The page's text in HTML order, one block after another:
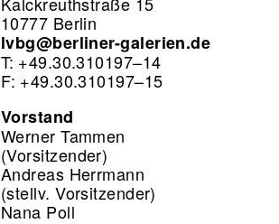
10777 Berlin
lvbg@berliner-galerien.de
T: +49.30.310197–14
F: +49.30.310197–15
Vorstand
Werner Tammen
(Vorsitzender)
Andreas Herrmann
(stellv. Vorsitzender)
Nana Poll